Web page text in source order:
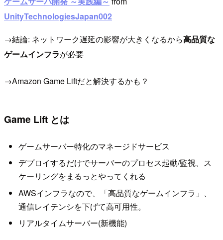
UnityTechnologiesJapan002
→結論: ネットワーク遅延の影響が大きくなるから高品質な
ゲームインフラが必要
→Amazon Game Liftだと解決するかも？
Game Lift とは
ゲームサーバー特化のマネージドサービス
デプロイするだけでサーバーのプロセス起動/監視、ス
ケーリングをまるっとやってくれる
AWSインフラなので、「高品質なゲームインフラ」、
通信レイテンシを下げて高可用性。
リアルタイムサーバー(新機能)